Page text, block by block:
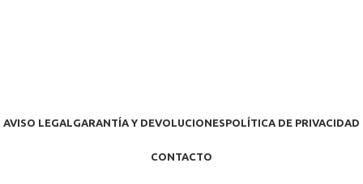
AVISO LEGALGARANTÍA Y DEVOLUCIONESPOLÍTICA DE PRIVACIDAD
CONTACTO